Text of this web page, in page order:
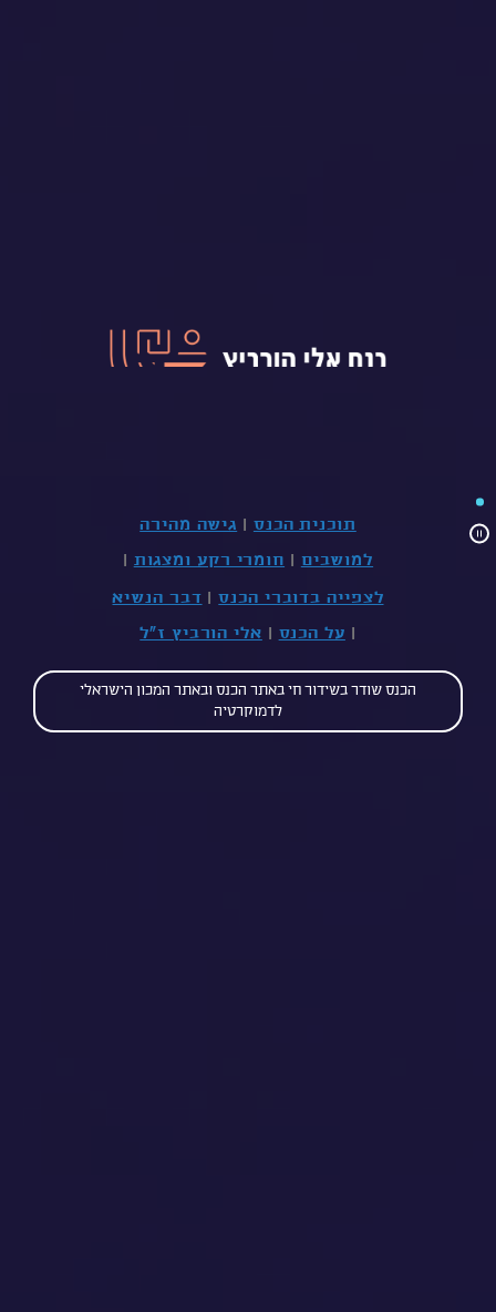
תוכנית הכנס | גישה מהירה
למושבים | חומרי רקע ומצגות |
לצפייה בדוברי הכנס| דבר הנשיא
| על הכנס | אלי הורביץ ז"ל
הכנס שודר בשידור חי באתר הכנס ובאתר המכון הישראלי
לדמוקרטיה